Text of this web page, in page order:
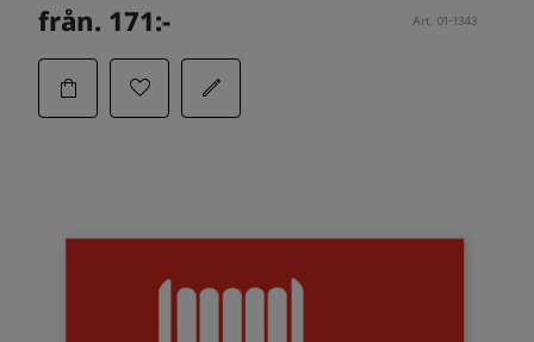
från. 171:- Art. 01-1343